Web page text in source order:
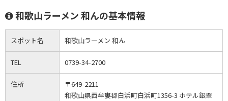
和歌山ラーメン 和んの基本情報
スポット名 和歌山ラーメン 和ん
TEL 0739-34-2700
住所
〒649-2211
和歌山県西牟婁郡白浜町白浜町1356-3 ホテル銀翠